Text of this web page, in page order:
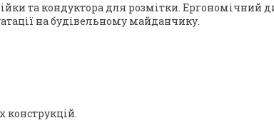
та кондуктора для розмітки.
на будівельному майданчику.
конструкцій.